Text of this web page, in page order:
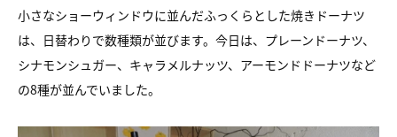
小さなショーウィンドウに並んだふっくらとした焼きドーナツ
は、日替わりで数種類が並びます。今日は、プレーンドーナツ、
シナモンシュガー、キャラメルナッツ、アーモンドドーナツなど
の8種が並んでいました。